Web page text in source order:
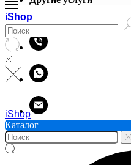
iShop
iShop
Каталог